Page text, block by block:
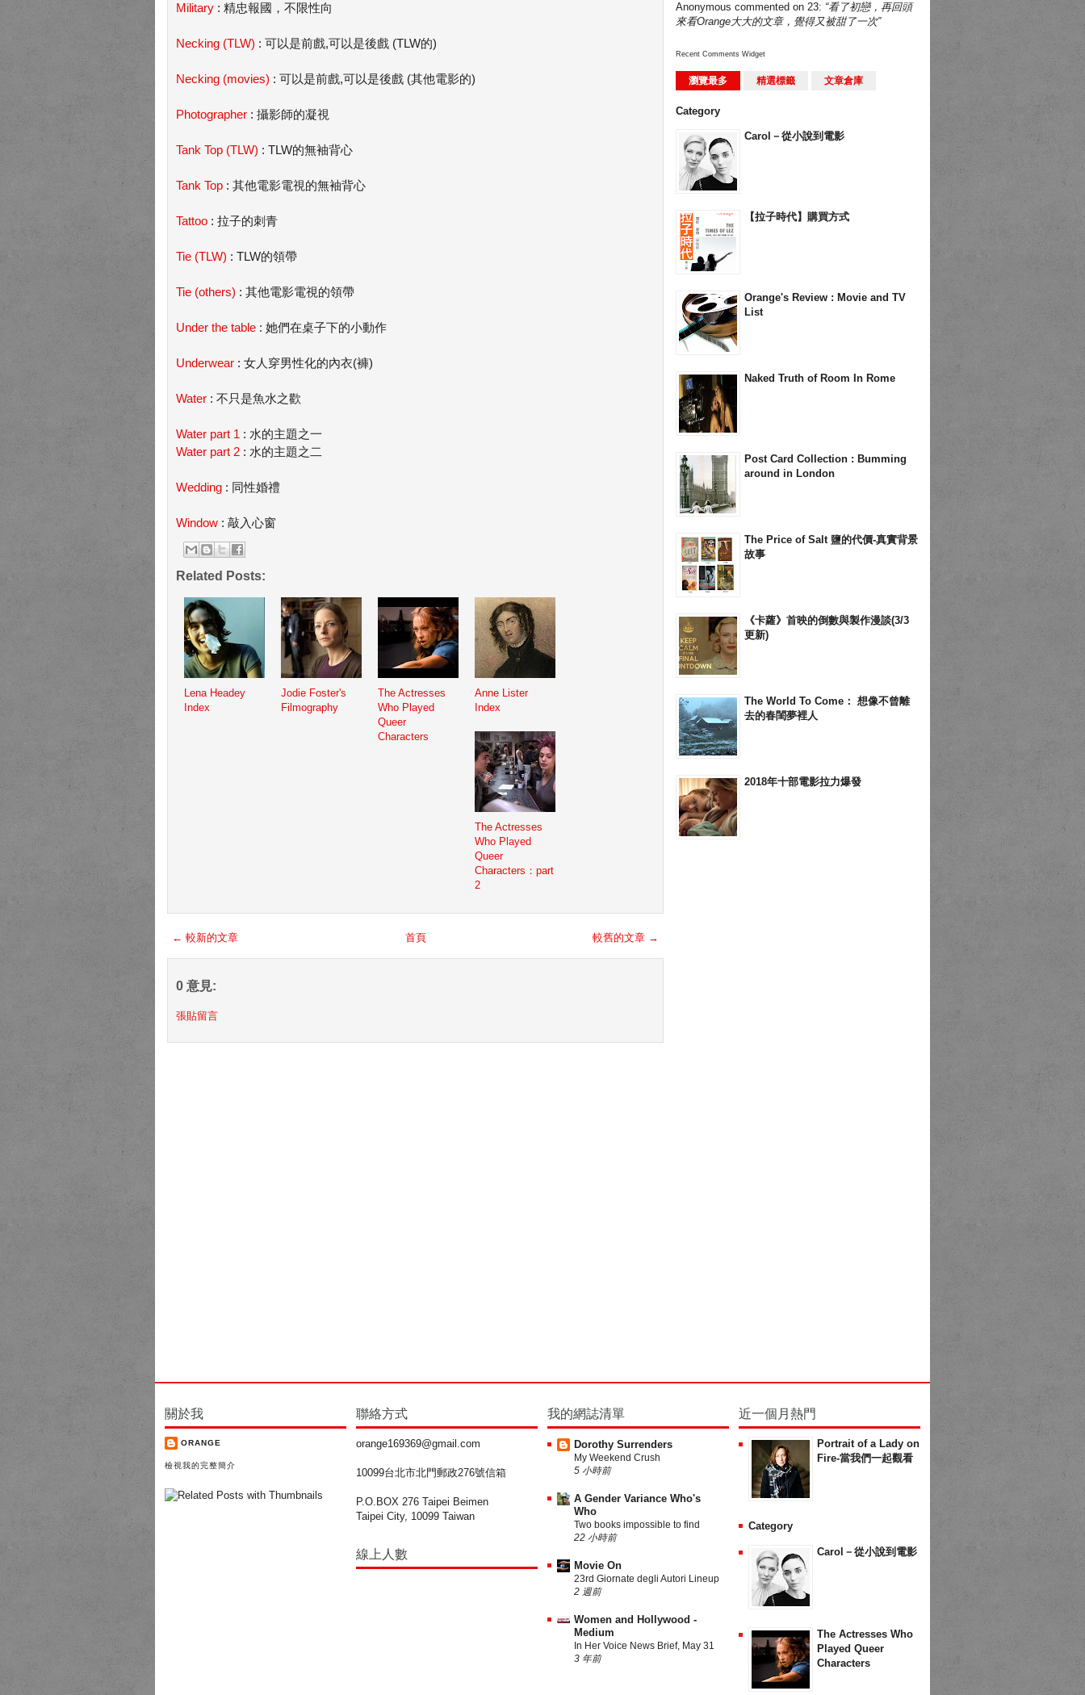
Military : 精忠報國，不限性向
Necking (TLW) : 可以是前戲,可以是後戲 (TLW的)
Necking (movies) : 可以是前戲,可以是後戲 (其他電影的)
Photographer : 攝影師的凝視
Tank Top (TLW) : TLW的無袖背心
Tank Top : 其他電影電視的無袖背心
Tattoo : 拉子的刺青
Tie (TLW) : TLW的領帶
Tie (others) : 其他電影電視的領帶
Under the table : 她們在桌子下的小動作
Underwear : 女人穿男性化的內衣(褲)
Water : 不只是魚水之歡
Water part 1 : 水的主題之一
Water part 2 : 水的主題之二
Wedding : 同性婚禮
Window : 敲入心窗
Related Posts:
Lena Headey
Index
Jodie Foster's
Filmography
The Actresses
Who Played
Queer
Characters
Anne Lister
Index
The Actresses
Who Played
Queer
Characters：part
2
← 較新的文章 較舊的文章 →
首頁
0 意見:
張貼留言
Anonymous commented on 23: “看了初戀，再回頭
來看Orange大大的文章，覺得又被甜了一次”
Recent Comments Widget
瀏覽最多 精選標籤 文章倉庫
Category
Carol－從小說到電影
【拉子時代】購買方式
Orange's Review : Movie and TV
List
Naked Truth of Room In Rome
Post Card Collection : Bumming
around in London
The Price of Salt 鹽的代價-真實背景
故事
《卡蘿》首映的倒數與製作漫談(3/3
更新)
The World To Come： 想像不曾離
去的春閨夢裡人
2018年十部電影拉力爆發
關於我
ORANGE
檢視我的完整簡介
聯絡方式
orange169369@gmail.com
10099台北市北門郵政276號信箱
P.O.BOX 276 Taipei Beimen
Taipei City, 10099 Taiwan
線上人數
我的網誌清單
Dorothy Surrenders
My Weekend Crush
5 小時前
A Gender Variance Who's
Who
Two books impossible to find
22 小時前
Movie On
23rd Giornate degli Autori Lineup
2 週前
Women and Hollywood -
Medium
In Her Voice News Brief, May 31
3 年前
近一個月熱門
Portrait of a Lady on
Fire-當我們一起觀看
Category
Carol－從小說到電影
The Actresses Who
Played Queer
Characters